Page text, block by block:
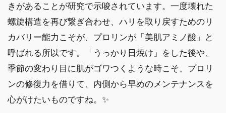
きがあることが研究で示唆されています。一度壊れた
螺旋構造を再び繋ぎ合わせ、ハリを取り戻すためのリ
カバリー能力こそが、プロリンが「美肌アミノ酸」と
呼ばれる所以です。「うっかり日焼け」をした後や、
季節の変わり目に肌がゴワつくような時こそ、プロリ
ンの修復力を借りて、内側から早めのメンテナンスを
心がけたいものですね。✨